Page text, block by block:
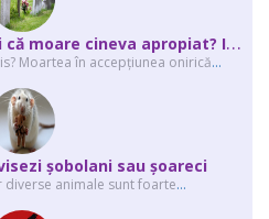
C
e înseamnă când visezi că moare cineva apropiat? Interpretarea visului în ...
Moartea în accepţiunea onirică...
şobolani sau şoareci
diverse animale sunt foarte...